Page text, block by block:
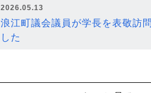
2026.05.13
浪江町議会議員が学長を表敬訪
した